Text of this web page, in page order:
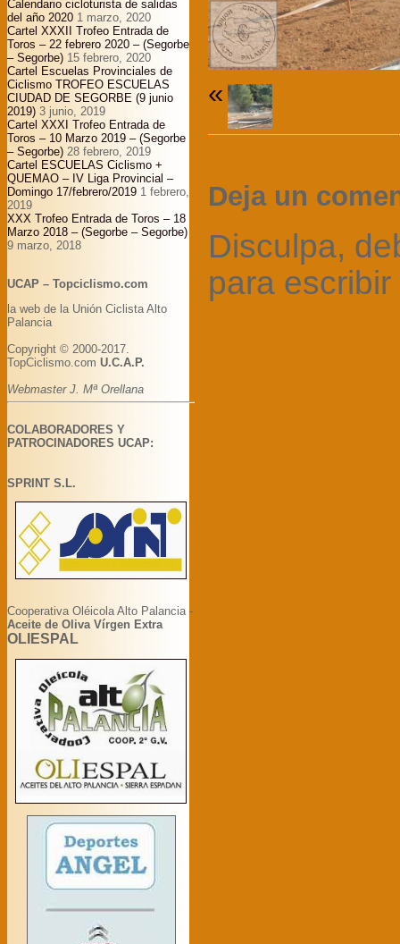
Calendario cicloturista de salidas
del año 2020 1 marzo, 2020
Cartel XXXII Trofeo Entrada de
Toros – 22 febrero 2020 – (Segorbe
– Segorbe) 15 febrero, 2020
Cartel Escuelas Provinciales de
Ciclismo TROFEO ESCUELAS
CIUDAD DE SEGORBE (9 junio
2019) 3 junio, 2019
Cartel XXXI Trofeo Entrada de
Toros – 10 Marzo 2019 – (Segorbe
– Segorbe) 28 febrero, 2019
Cartel ESCUELAS Ciclismo +
QUEMAO – IV Liga Provincial –
Domingo 17/febrero/2019 1 febrero,
2019
XXX Trofeo Entrada de Toros – 18
Marzo 2018 – (Segorbe – Segorbe)
9 marzo, 2018
UCAP – Topciclismo.com
la web de la Unión Ciclista Alto
Palancia
Copyright © 2000-2017.
TopCiclismo.com U.C.A.P.
Webmaster J. Mª Orellana
COLABORADORES Y
PATROCINADORES UCAP:
SPRINT S.L.
Cooperativa Oléicola Alto Palancia -
Aceite de Oliva Vírgen Extra
OLIESPAL
«
Deja un
Disculpa,
para